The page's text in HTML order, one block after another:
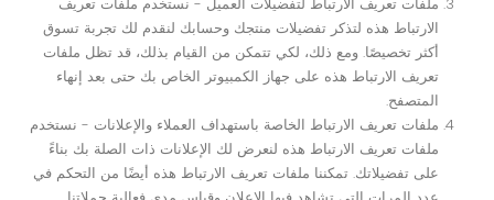
الارتباط هذه لتذكر تفضيلات منتجك وحسابك لنقدم لك تجربة تسوق
أكثر تخصيصًا. ومع ذلك، لكي تتمكن من القيام بذلك، قد تظل ملفات
تعريف الارتباط هذه على جهاز الكمبيوتر الخاص بك حتى بعد إنهاء
المتصفح.
ملفات تعريف الارتباط الخاصة باستهداف العملاء والإعلانات - نستخدم
ملفات تعريف الارتباط هذه لنعرض لك الإعلانات ذات الصلة بك بناءً
على تفضيلاتك. تمكننا ملفات تعريف الارتباط هذه أيضًا من التحكم في